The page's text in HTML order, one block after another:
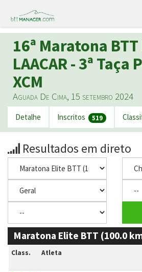
16ª Maratona BTT
LAACAR - 3ª
XCM
Aguada De Cima, 15 setembro 2024
Detalhe Inscritos 519
Resultados em direto
Maratona Elite BTT (100.0
Class. Atleta